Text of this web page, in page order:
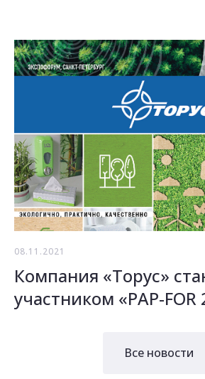
08.11.2021
Компания «Торус»
участником «PAP-FOR
Все новости